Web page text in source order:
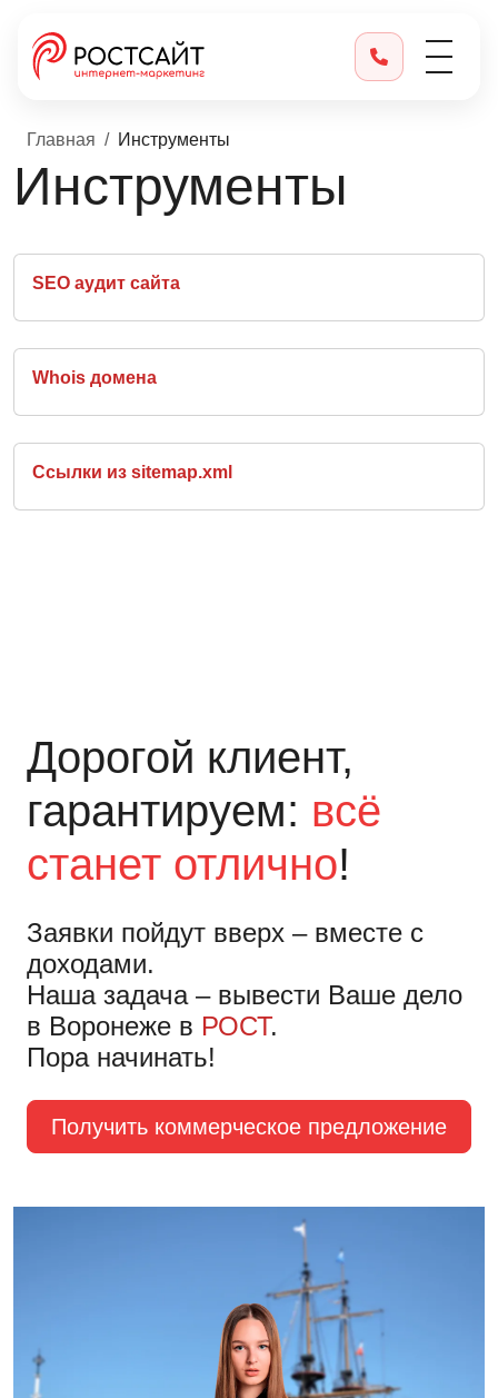
Главная Инструменты
Инструменты
SEO аудит сайта
Whois домена
Ссылки из sitemap.xml
Дорогой клиент,
гарантируем: всё
станет отлично!
Заявки пойдут вверх – вместе с
доходами.
Наша задача – вывести Ваше дело
в Воронеже в РОСТ.
Пора начинать!
Получить коммерческое предложение